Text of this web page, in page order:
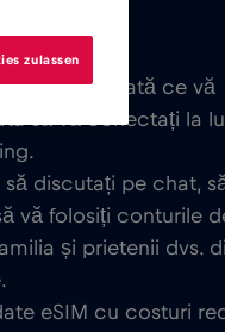
bază. Odată ce vă
să vă conectați la
discutați pe chat,
vă folosiți conturile
și prietenii dvs.
eSIM cu costuri
zulassen